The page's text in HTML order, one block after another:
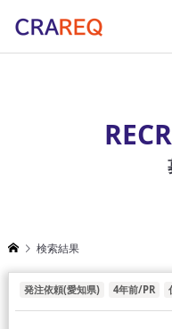
検索結果
発注依頼(愛知県) 4年前/PR